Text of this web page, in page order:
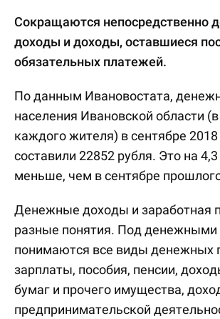
Сокращаются непосредственно
доходы и доходы, оставшиеся
обязательных платежей.
По данным Ивановостата,
населения Ивановской области
каждого жителя) в сентябре 2018
составили 22852 рубля. Это на
меньше, чем в сентябре
Денежные доходы и заработная
разные понятия. Под денежными
понимаются все виды денежных
зарплаты, пособия, пенсии,
бумаг и прочего имущества,
предпринимательской